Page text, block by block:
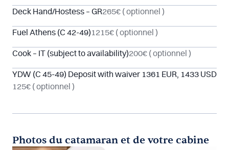
Deck Hand/Hostess – GR265€ ( optionnel )
Fuel Athens (C 42-49)1215€ ( optionnel )
Cook – IT (subject to availability)200€ ( optionnel )
YDW (C 45-49) Deposit with waiver 1361 EUR, 1433 USD
125€ ( optionnel )
Photos du catamaran et de votre cabine